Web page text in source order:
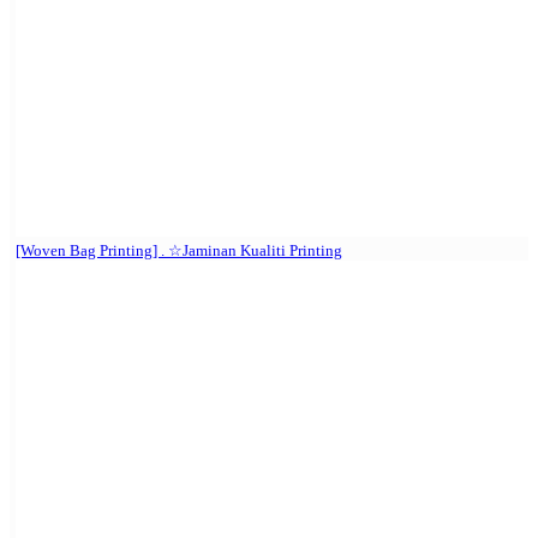
[Woven Bag Printing] . ☆Jaminan Kualiti Printing